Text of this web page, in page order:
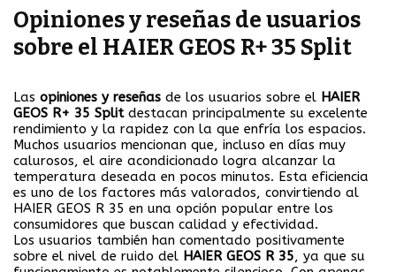
Opiniones y reseñas de usuarios
sobre el HAIER GEOS R+ 35 Split
Las opiniones y reseñas de los usuarios sobre el HAIER
GEOS R+ 35 Splitdestacan principalmente su excelente
rendimiento y la rapidez con la que enfría los espacios.
Muchos usuarios mencionan que, incluso en días muy
calurosos, el aire acondicionado logra alcanzar la
temperatura deseada en pocos minutos. Esta eficiencia
es uno de los factores más valorados, convirtiendo al
HAIER GEOS R 35 en una opción popular entre los
consumidores que buscan calidad y efectividad.
Los usuarios también han comentado positivamente
sobre el nivel de ruido del HAIER GEOS R 35, ya que su